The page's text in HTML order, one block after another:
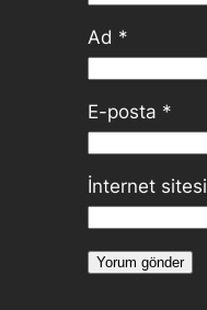
Ad *
E-posta *
İnternet sitesi